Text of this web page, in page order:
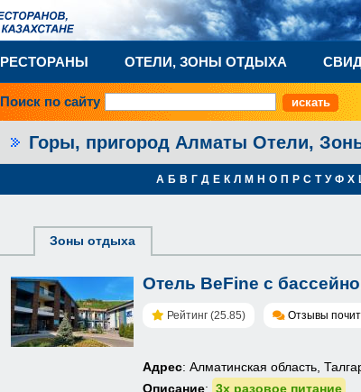
РЕСТОРАНЫ ОТЕЛИ, ЗОНЫ ОТДЫХА
Поиск по сайту
Горы, пригород Алматы Отели,
А Б В Г Д Е К Л М Н О П Р С Т У Ф Х
Зоны отдыха
Отель BeFine с
Рейтинг (25.85) Отзывы
Адрес: Алматинская область,
Описание: 3х разовое питание